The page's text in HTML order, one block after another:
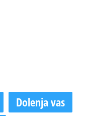
Dolenja vas